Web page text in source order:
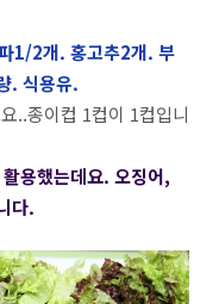
1/2개. 홍고추2개. 부
. 식용유.
..종이컵 1컵이 1컵입니
용했는데요. 오징어,
다.